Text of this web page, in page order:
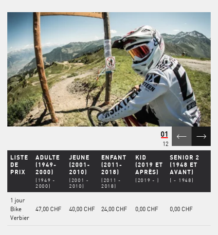
01
12
LISTE
DE
PRIX
ADULTE
(1949-
2000)
(1949 -
2000)
JEUNE
(2001-
2010)
(2001 -
2010)
ENFANT
(2011-
2018)
(2011 -
2018)
KID
(2019 ET
APRÈS)
(2019 - )
SENIOR 2
(1948 ET
AVANT)
( - 1948)
1 jour
Bike
Verbier
47,00 CHF 40,00 CHF 24,00 CHF 0,00 CHF 0,00 CHF